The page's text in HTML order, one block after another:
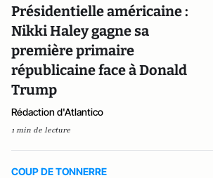
Présidentielle américaine :
Nikki Haley gagne sa
première primaire
républicaine face à Donald
Trump
Rédaction d'Atlantico
1 min de lecture
COUP DE TONNERRE